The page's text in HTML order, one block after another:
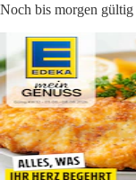
Noch bis morgen gültig